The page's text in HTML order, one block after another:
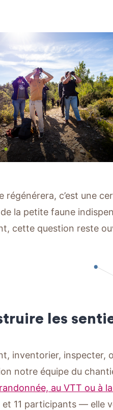
régénérera, c’est une
la petite faune
cette question reste
les
inventorier, inspecter,
notre équipe du
au VTT ou à
11 participants — elle